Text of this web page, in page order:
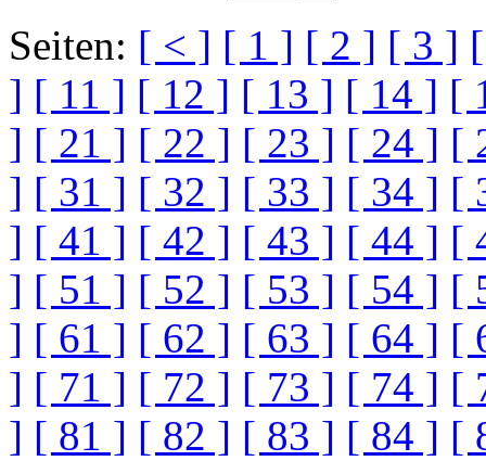
Seiten: [ < ] [ 1 ] [ 2 ] [ 3 ]
] [ 11 ] [ 12 ] [ 13 ] [ 14 ] [
] [ 21 ] [ 22 ] [ 23 ] [ 24 ] [
] [ 31 ] [ 32 ] [ 33 ] [ 34 ] [
] [ 41 ] [ 42 ] [ 43 ] [ 44 ] [
] [ 51 ] [ 52 ] [ 53 ] [ 54 ] [
] [ 61 ] [ 62 ] [ 63 ] [ 64 ] [
] [ 71 ] [ 72 ] [ 73 ] [ 74 ] [
] [ 81 ] [ 82 ] [ 83 ] [ 84 ] [